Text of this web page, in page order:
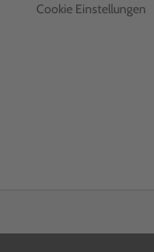
Cookie Einstellungen